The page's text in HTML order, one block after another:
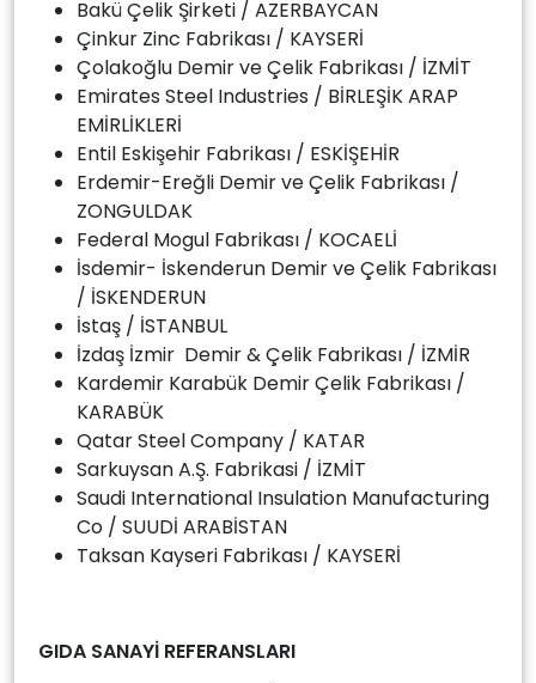
Bakü Çelik Şirketi / AZERBAYCAN
Çinkur Zinc Fabrikası / KAYSERİ
Çolakoğlu Demir ve Çelik Fabrikası / İZMİT
Emirates Steel Industries / BİRLEŞİK ARAP
EMİRLİKLERİ
Entil Eskişehir Fabrikası / ESKİŞEHİR
Erdemir-Ereğli Demir ve Çelik Fabrikası /
ZONGULDAK
Federal Mogul Fabrikası / KOCAELİ
İsdemir- İskenderun Demir ve Çelik Fabrikası
/ İSKENDERUN
İstaş / İSTANBUL
İzdaş İzmir Demir & Çelik Fabrikası / İZMİR
Kardemir Karabük Demir Çelik Fabrikası /
KARABÜK
Qatar Steel Company / KATAR
Sarkuysan A.Ş. Fabrikasi / İZMİT
Saudi International Insulation Manufacturing
Co / SUUDİ ARABİSTAN
Taksan Kayseri Fabrikası / KAYSERİ
GIDA SANAYİ REFERANSLARI